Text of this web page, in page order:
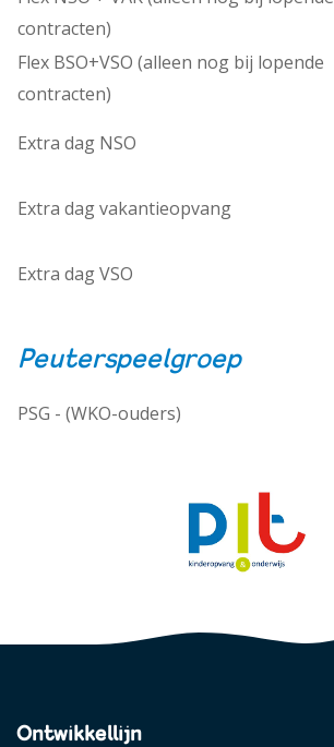
contracten)
Flex BSO+VSO (alleen nog bij lopende
contracten)
Extra dag NSO
Extra dag vakantieopvang
Extra dag VSO
Peuterspeelgroep
PSG - (WKO-ouders)
Ontwikkellijn